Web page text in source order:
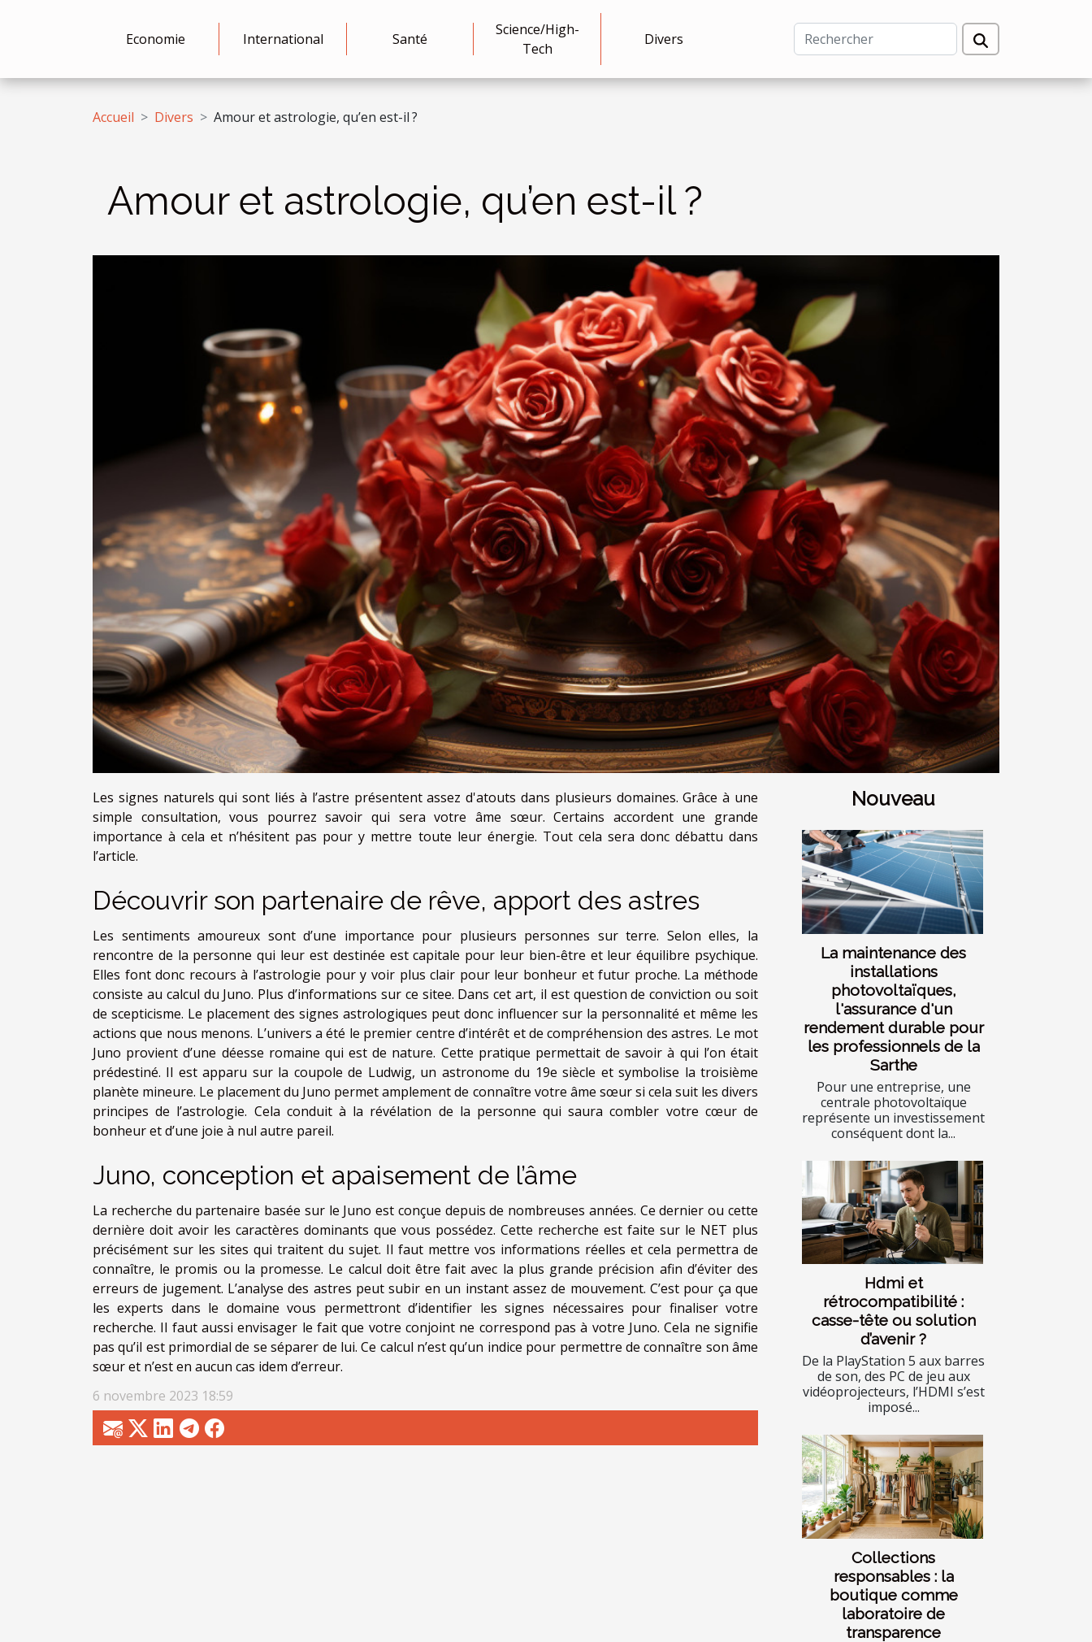
Economie International Santé
Science/High-
Tech
Divers
Accueil Divers Amour et astrologie, qu’en est-il ?
Amour et astrologie, qu’en est-il ?
Les signes naturels qui sont liés à l’astre présentent assez d'atouts dans plusieurs domaines. Grâce à une
simple consultation, vous pourrez savoir qui sera votre âme sœur. Certains accordent une grande
importance à cela et n’hésitent pas pour y mettre toute leur énergie. Tout cela sera donc débattu dans
l’article.
Découvrir son partenaire de rêve, apport des astres
Les sentiments amoureux sont d’une importance pour plusieurs personnes sur terre. Selon elles, la
rencontre de la personne qui leur est destinée est capitale pour leur bien-être et leur équilibre psychique.
Elles font donc recours à l’astrologie pour y voir plus clair pour leur bonheur et futur proche. La méthode
consiste au calcul du Juno. Plus d’informations sur ce sitee. Dans cet art, il est question de conviction ou soit
de scepticisme. Le placement des signes astrologiques peut donc influencer sur la personnalité et même les
actions que nous menons. L’univers a été le premier centre d’intérêt et de compréhension des astres. Le mot
Juno provient d’une déesse romaine qui est de nature. Cette pratique permettait de savoir à qui l’on était
prédestiné. Il est apparu sur la coupole de Ludwig, un astronome du 19e siècle et symbolise la troisième
planète mineure. Le placement du Juno permet amplement de connaître votre âme sœur si cela suit les divers
principes de l’astrologie. Cela conduit à la révélation de la personne qui saura combler votre cœur de
bonheur et d’une joie à nul autre pareil.
Juno, conception et apaisement de l’âme
La recherche du partenaire basée sur le Juno est conçue depuis de nombreuses années. Ce dernier ou cette
dernière doit avoir les caractères dominants que vous possédez. Cette recherche est faite sur le NET plus
précisément sur les sites qui traitent du sujet. Il faut mettre vos informations réelles et cela permettra de
connaître, le promis ou la promesse. Le calcul doit être fait avec la plus grande précision afin d’éviter des
erreurs de jugement. L’analyse des astres peut subir en un instant assez de mouvement. C’est pour ça que
les experts dans le domaine vous permettront d’identifier les signes nécessaires pour finaliser votre
recherche. Il faut aussi envisager le fait que votre conjoint ne correspond pas à votre Juno. Cela ne signifie
pas qu’il est primordial de se séparer de lui. Ce calcul n’est qu’un indice pour permettre de connaître son âme
sœur et n’est en aucun cas idem d’erreur.
6 novembre 2023 18:59
Nouveau
La maintenance des
installations
photovoltaïques,
l'assurance d'un
rendement durable pour
les professionnels de la
Sarthe
Pour une entreprise, une
centrale photovoltaïque
représente un investissement
conséquent dont la...
Hdmi et
rétrocompatibilité :
casse-tête ou solution
d’avenir ?
De la PlayStation 5 aux barres
de son, des PC de jeu aux
vidéoprojecteurs, l’HDMI s’est
imposé...
Collections
responsables : la
boutique comme
laboratoire de
transparence